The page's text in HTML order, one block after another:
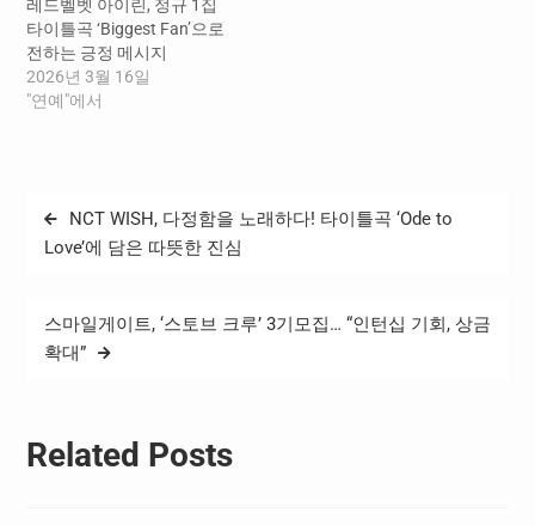
레드벨벳 아이린, 정규 1집
타이틀곡 ‘Biggest Fan’으로
전하는 긍정 메시지
2026년 3월 16일
"연예"에서
글
탐
NCT WISH, 다정함을 노래하다! 타이틀곡 ‘Ode to
Love’에 담은 따뜻한 진심
스마일게이트, ‘스토브 크루’ 3기모집… “인턴십 기회, 상금
확대”
Related Posts